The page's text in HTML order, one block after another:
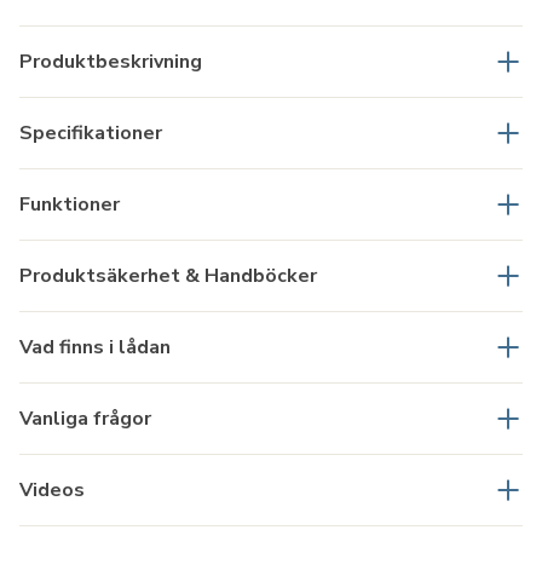
Produktbeskrivning
Specifikationer
Funktioner
Produktsäkerhet & Handböcker
Vad finns i lådan
Vanliga frågor
Videos